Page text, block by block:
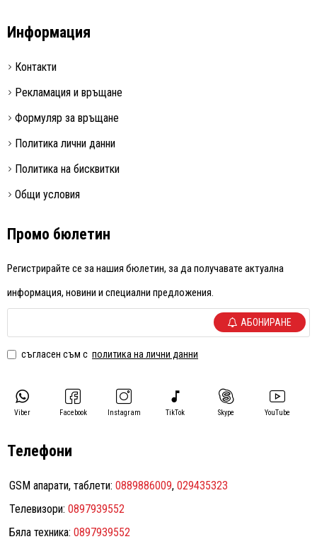
Информация
Контакти
Рекламация и връщане
Формуляр за връщане
Политика лични данни
Политика на бисквитки
Общи условия
Промо бюлетин
Регистрирайте се за нашия бюлетин, за да получавате актуална
информация, новини и специални предложения.
АБОНИРАНЕ
съгласен съм с политика на лични данни
Viber Facebook Instagram TikTok Skype YouTube
Телефони
GSM апарати, таблети: 0889886009, 029435323
Телевизори: 0897939552
Бяла техника: 0897939552